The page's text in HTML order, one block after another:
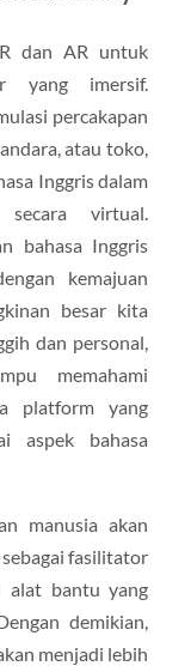
dan AR untuk
yang imersif.
percakapan
atau toko,
Inggris dalam
secara virtual.
bahasa Inggris
kemajuan
besar kita
dan personal,
memahami
platform yang
aspek bahasa
manusia akan
fasilitator
alat bantu yang
demikian,
menjadi lebih